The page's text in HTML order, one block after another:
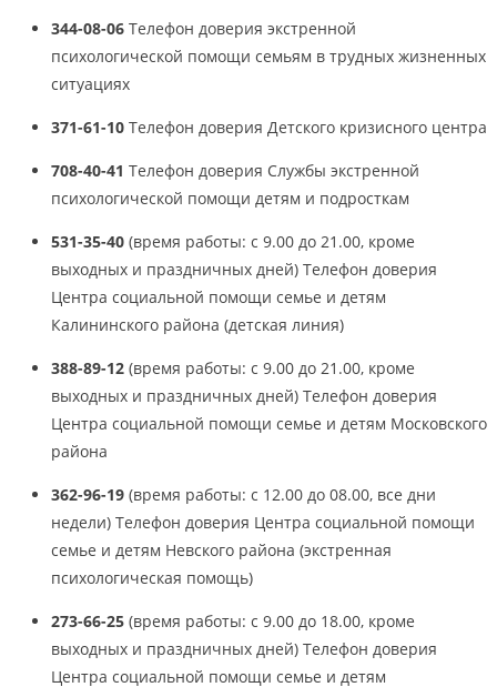
344-08-06 Телефон доверия экстренной
психологической помощи семьям в трудных жизненных
ситуациях
371-61-10 Телефон доверия Детского кризисного центра
708-40-41 Телефон доверия Службы экстренной
психологической помощи детям и подросткам
531-35-40 (время работы: с 9.00 до 21.00, кроме
выходных и праздничных дней) Телефон доверия
Центра социальной помощи семье и детям
Калининского района (детская линия)
388-89-12 (время работы: с 9.00 до 21.00, кроме
выходных и праздничных дней) Телефон доверия
Центра социальной помощи семье и детям Московского
района
362-96-19 (время работы: с 12.00 до 08.00, все дни
недели) Телефон доверия Центра социальной помощи
семье и детям Невского района (экстренная
психологическая помощь)
273-66-25 (время работы: с 9.00 до 18.00, кроме
выходных и праздничных дней) Телефон доверия
Центра социальной помощи семье и детям